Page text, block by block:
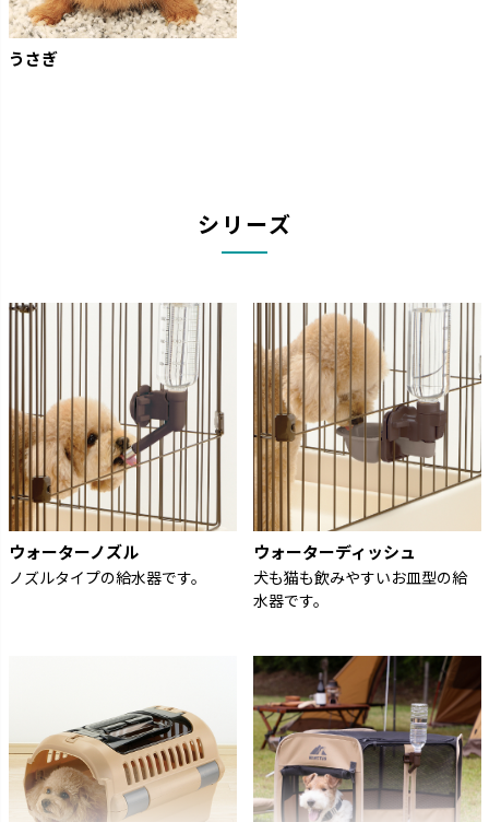
うさぎ
シリーズ
ウォーターノズル
ノズルタイプの給水器です。
ウォーターディッシュ
犬も猫も飲みやすいお皿型の給
水器です。